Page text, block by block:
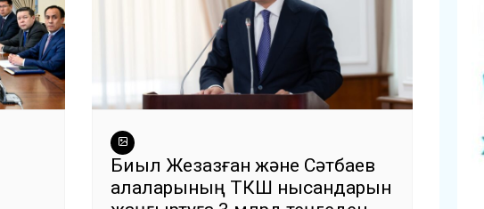
Биыл Жезқазған және Сәтбаев
қалаларының ТКШ нысандарын